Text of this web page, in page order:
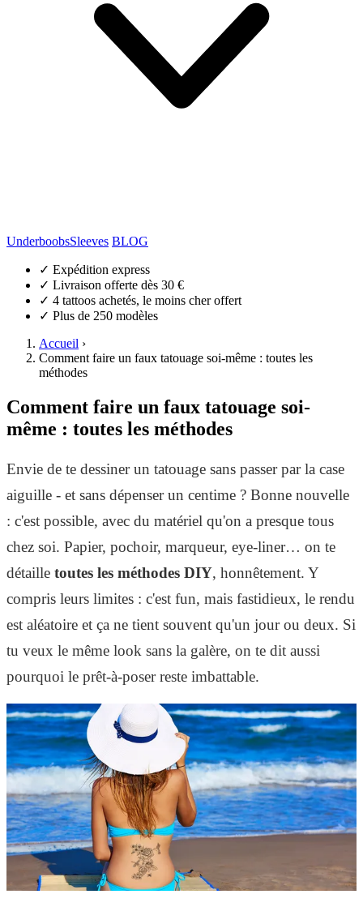
UnderboobsSleeves BLOG
✓ Expédition express
✓ Livraison offerte dès 30 €
✓ 4 tattoos achetés, le moins cher offert
✓ Plus de 250 modèles
Accueil ›
Comment faire un faux tatouage soi-même : toutes les
méthodes
Comment faire un faux tatouage soi-
même : toutes les méthodes
Envie de te dessiner un tatouage sans passer par la case
aiguille - et sans dépenser un centime ? Bonne nouvelle
: c'est possible, avec du matériel qu'on a presque tous
chez soi. Papier, pochoir, marqueur, eye-liner… on te
détaille toutes les méthodes DIY, honnêtement. Y
compris leurs limites : c'est fun, mais fastidieux, le rendu
est aléatoire et ça ne tient souvent qu'un jour ou deux. Si
tu veux le même look sans la galère, on te dit aussi
pourquoi le prêt-à-poser reste imbattable.